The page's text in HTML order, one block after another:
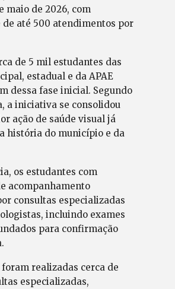
maio de 2026, com
de até 500 atendimentos por
de 5 mil estudantes das
estadual e da APAE
dessa fase inicial. Segundo
a iniciativa se consolidou
ação de saúde visual já
história do município e da
os estudantes com
acompanhamento
consultas especializadas
incluindo exames
para confirmação
foram realizadas cerca de
especializadas,